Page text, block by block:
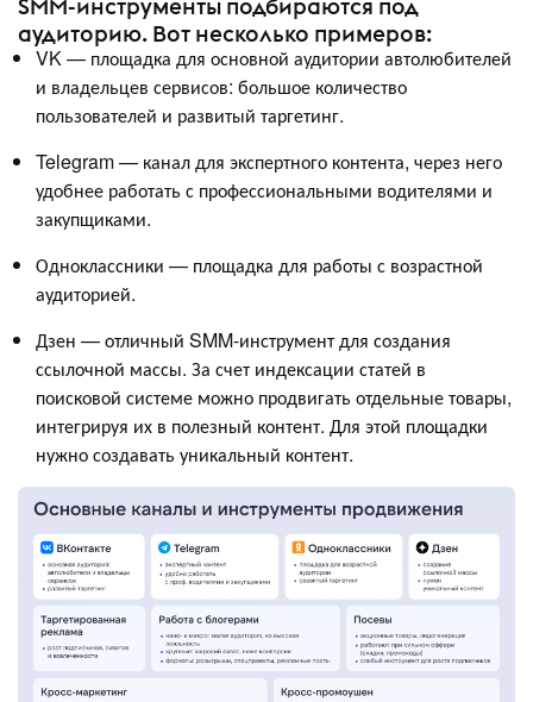
SMM-инструменты подбираются под
аудиторию. Вот несколько примеров:
VK — площадка для основной аудитории автолюбителей
и владельцев сервисов: большое количество
пользователей и развитый таргетинг.
Telegram — канал для экспертного контента, через него
удобнее работать с профессиональными водителями и
закупщиками.
Одноклассники — площадка для работы с возрастной
аудиторией.
Дзен — отличный SMM-инструмент для создания
ссылочной массы. За счет индексации статей в
поисковой системе можно продвигать отдельные товары,
интегрируя их в полезный контент. Для этой площадки
нужно создавать уникальный контент.